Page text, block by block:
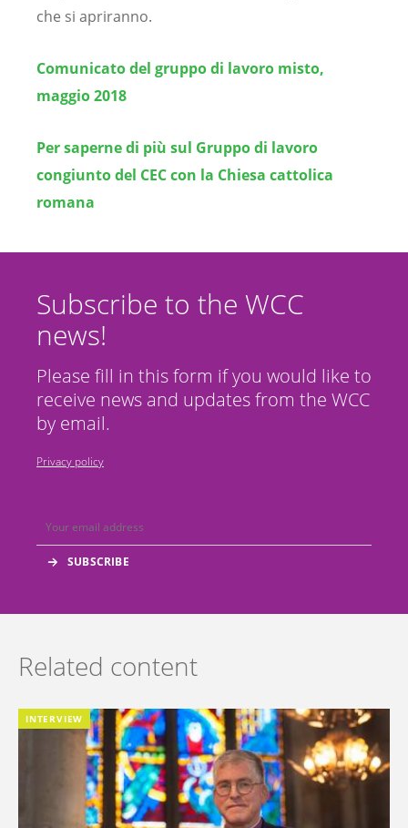
che si apriranno.
Comunicato del gruppo di lavoro misto,
maggio 2018
Per saperne di più sul Gruppo di lavoro
congiunto del CEC con la Chiesa cattolica
romana
Subscribe to the WCC
news!
Please fill in this form if you would like to
receive news and updates from the WCC
by email.
Privacy policy
Related content
INTERVIEW